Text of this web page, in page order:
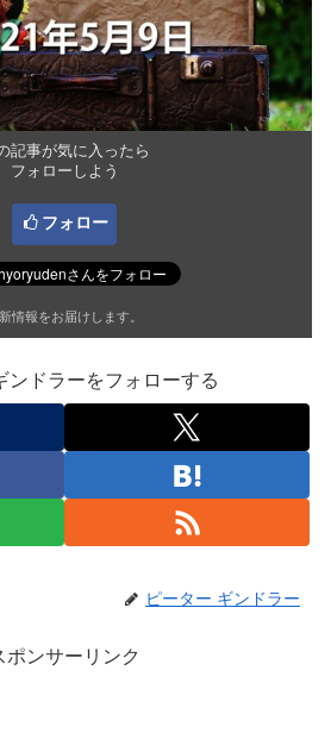
記事が気に入ったら
フォローしよう
フォロー
情報をお届けします。
ンドラーをフォローする
ピーター ギンドラー
ポンサーリンク